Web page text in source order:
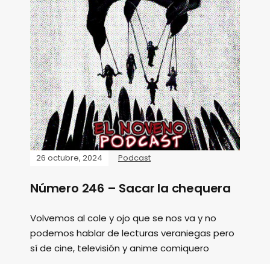
26 octubre, 2024 Podcast
Número 246 – Sacar la chequera
Volvemos al cole y ojo que se nos va y no
podemos hablar de lecturas veraniegas pero
sí de cine, televisión y anime comiquero